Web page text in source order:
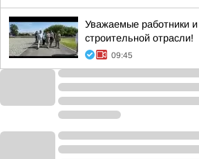
Уважаемые работники
строительной отрасли!
09:45